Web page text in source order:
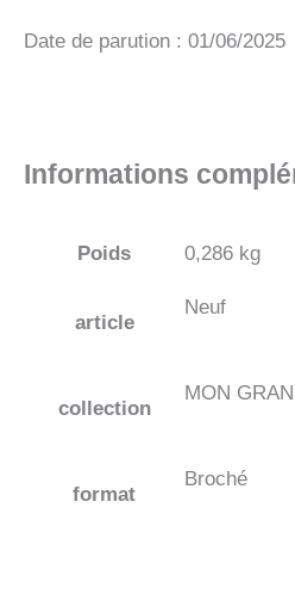
Date de parution : 01/06/2025
Informations
Poids 0,286 kg
article
Neuf
collection
MON
format
Broché